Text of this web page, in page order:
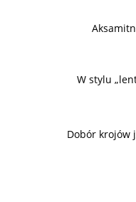
W stylu
Dobór krojów